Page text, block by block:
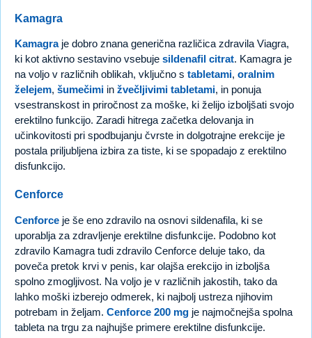
Kamagra
Kamagraje dobro znana generična različica zdravila Viagra,
ki kot aktivno sestavino vsebuje sildenafil citrat. Kamagra je
na voljo v različnih oblikah, vključno s tabletami, oralnim
želejem, šumečimi in žvečljivimi tabletami, in ponuja
vsestranskost in priročnost za moške, ki želijo izboljšati svojo
erektilno funkcijo. Zaradi hitrega začetka delovanja in
učinkovitosti pri spodbujanju čvrste in dolgotrajne erekcije je
postala priljubljena izbira za tiste, ki se spopadajo z erektilno
disfunkcijo.
Cenforce
Cenforce je še eno zdravilo na osnovi sildenafila, ki se
uporablja za zdravljenje erektilne disfunkcije. Podobno kot
zdravilo Kamagra tudi zdravilo Cenforce deluje tako, da
poveča pretok krvi v penis, kar olajša erekcijo in izboljša
spolno zmogljivost. Na voljo je v različnih jakostih, tako da
lahko moški izberejo odmerek, ki najbolj ustreza njihovim
potrebam in željam. Cenforce 200 mg je najmočnejša spolna
tableta na trgu za najhujše primere erektilne disfunkcije.